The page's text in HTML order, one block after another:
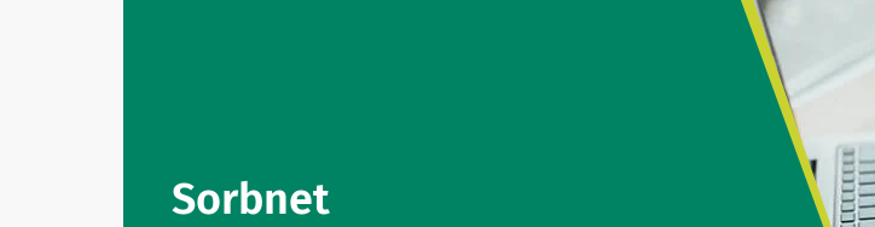
Sorbnet